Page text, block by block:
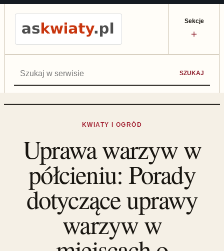
SZUKAJ
Sekcje
＋
KWIATY I OGRÓD
Uprawa warzyw w
półcieniu: Porady
dotyczące uprawy
warzyw w